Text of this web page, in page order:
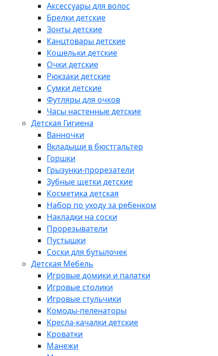
Аксессуары для волос
Брелки детские
Зонты детские
Канцтовары детские
Кошельки детские
Очки детские
Рюкзаки детские
Сумки детские
Футляры для очков
Часы настенные детские
Детская Гигиена
Ванночки
Вкладыши в бюстгальтер
Горшки
Грызунки-прорезатели
Зубные щетки детские
Косметика детская
Набор по уходу за ребенком
Накладки на соски
Прорезыватели
Пустышки
Соски для бутылочек
Детская Мебель
Игровые домики и палатки
Игровые столики
Игровые стульчики
Комоды-пеленаторы
Кресла-качалки детские
Кроватки
Манежи